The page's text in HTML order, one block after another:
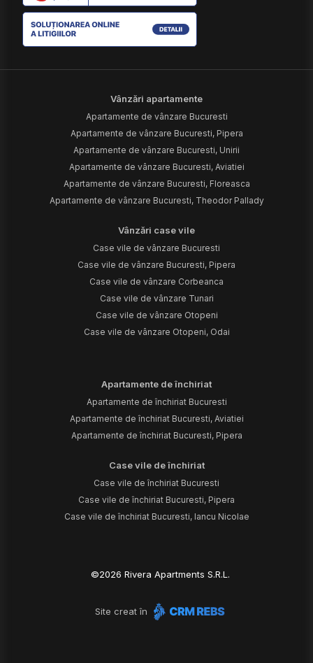
Vânzări apartamente
Apartamente de vânzare Bucuresti
Apartamente de vânzare Bucuresti, Pipera
Apartamente de vânzare Bucuresti, Unirii
Apartamente de vânzare Bucuresti, Aviatiei
Apartamente de vânzare Bucuresti, Floreasca
Apartamente de vânzare Bucuresti, Theodor Pallady
Vânzări case vile
Case vile de vânzare Bucuresti
Case vile de vânzare Bucuresti, Pipera
Case vile de vânzare Corbeanca
Case vile de vânzare Tunari
Case vile de vânzare Otopeni
Case vile de vânzare Otopeni, Odai
Apartamente de închiriat
Apartamente de închiriat Bucuresti
Apartamente de închiriat Bucuresti, Aviatiei
Apartamente de închiriat Bucuresti, Pipera
Case vile de închiriat
Case vile de închiriat Bucuresti
Case vile de închiriat Bucuresti, Pipera
Case vile de închiriat Bucuresti, Iancu Nicolae
©2026 Rivera Apartments S.R.L.
Site creat în